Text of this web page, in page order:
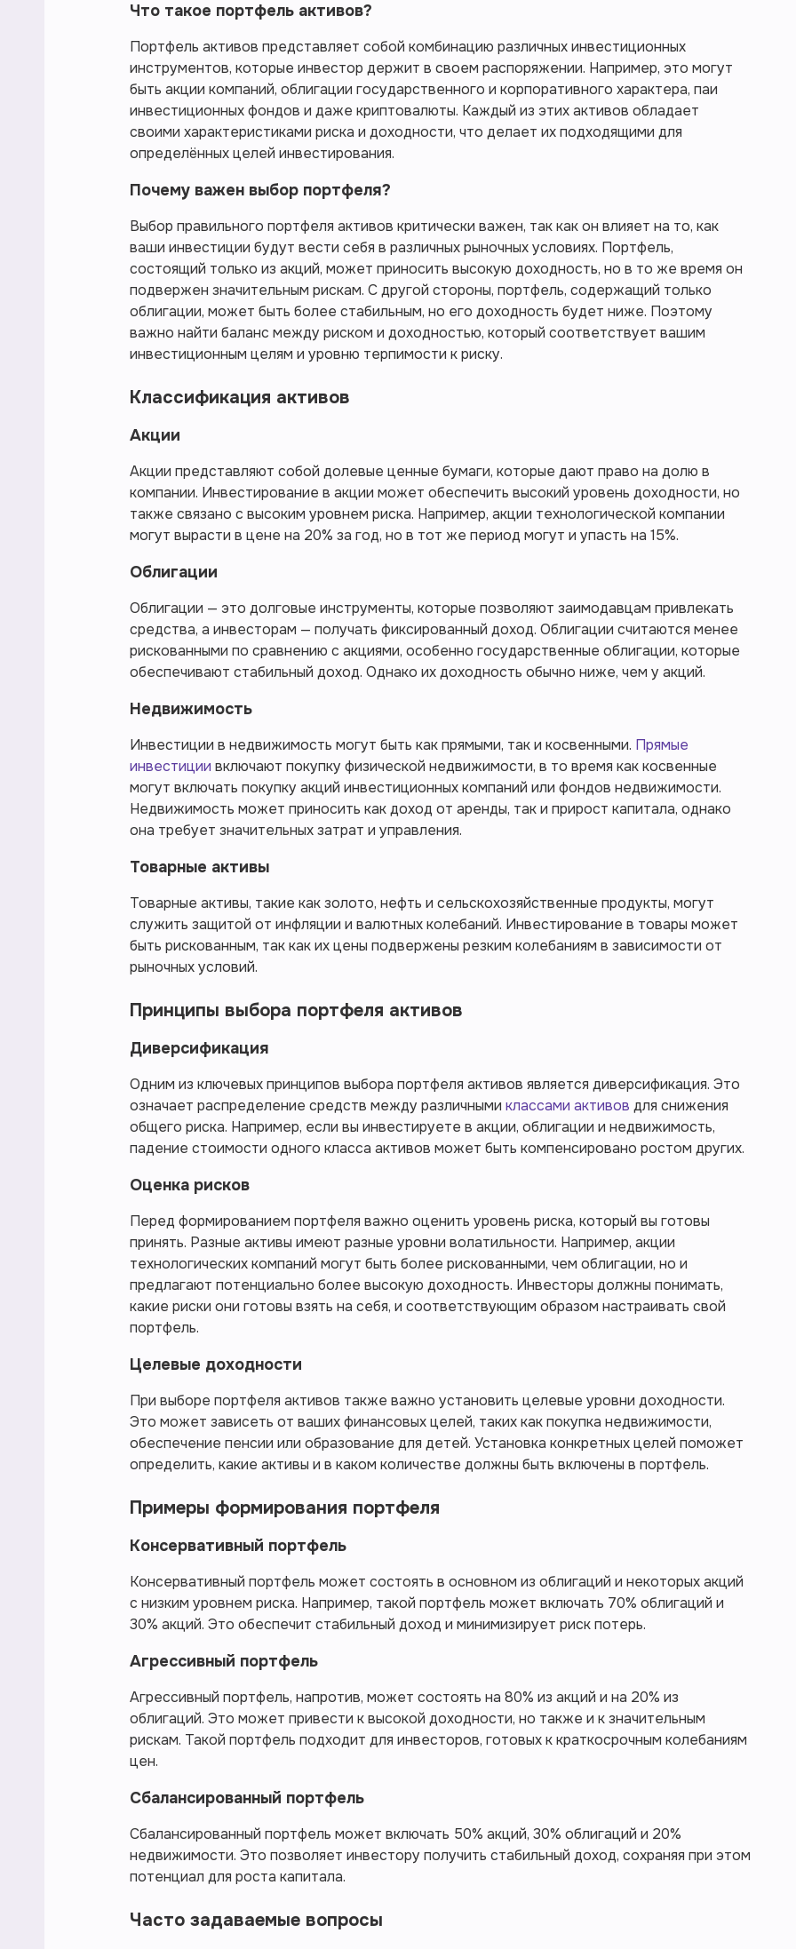
Что такое портфель активов?
Портфель активов представляет собой комбинацию различных инвестиционных
инструментов, которые инвестор держит в своем распоряжении. Например, это могут
быть акции компаний, облигации государственного и корпоративного характера, паи
инвестиционных фондов и даже криптовалюты. Каждый из этих активов обладает
своими характеристиками риска и доходности, что делает их подходящими для
определённых целей инвестирования.
Почему важен выбор портфеля?
Выбор правильного портфеля активов критически важен, так как он влияет на то, как
ваши инвестиции будут вести себя в различных рыночных условиях. Портфель,
состоящий только из акций, может приносить высокую доходность, но в то же время он
подвержен значительным рискам. С другой стороны, портфель, содержащий только
облигации, может быть более стабильным, но его доходность будет ниже. Поэтому
важно найти баланс между риском и доходностью, который соответствует вашим
инвестиционным целям и уровню терпимости к риску.
Классификация активов
Акции
Акции представляют собой долевые ценные бумаги, которые дают право на долю в
компании. Инвестирование в акции может обеспечить высокий уровень доходности, но
также связано с высоким уровнем риска. Например, акции технологической компании
могут вырасти в цене на 20% за год, но в тот же период могут и упасть на 15%.
Облигации
Облигации — это долговые инструменты, которые позволяют заимодавцам привлекать
средства, а инвесторам — получать фиксированный доход. Облигации считаются менее
рискованными по сравнению с акциями, особенно государственные облигации, которые
обеспечивают стабильный доход. Однако их доходность обычно ниже, чем у акций.
Недвижимость
Инвестиции в недвижимость могут быть как прямыми, так и косвенными. Прямые
инвестиции включают покупку физической недвижимости, в то время как косвенные
могут включать покупку акций инвестиционных компаний или фондов недвижимости.
Недвижимость может приносить как доход от аренды, так и прирост капитала, однако
она требует значительных затрат и управления.
Товарные активы
Товарные активы, такие как золото, нефть и сельскохозяйственные продукты, могут
служить защитой от инфляции и валютных колебаний. Инвестирование в товары может
быть рискованным, так как их цены подвержены резким колебаниям в зависимости от
рыночных условий.
Принципы выбора портфеля активов
Диверсификация
Одним из ключевых принципов выбора портфеля активов является диверсификация. Это
означает распределение средств между различными классами активов для снижения
общего риска. Например, если вы инвестируете в акции, облигации и недвижимость,
падение стоимости одного класса активов может быть компенсировано ростом других.
Оценка рисков
Перед формированием портфеля важно оценить уровень риска, который вы готовы
принять. Разные активы имеют разные уровни волатильности. Например, акции
технологических компаний могут быть более рискованными, чем облигации, но и
предлагают потенциально более высокую доходность. Инвесторы должны понимать,
какие риски они готовы взять на себя, и соответствующим образом настраивать свой
портфель.
Целевые доходности
При выборе портфеля активов также важно установить целевые уровни доходности.
Это может зависеть от ваших финансовых целей, таких как покупка недвижимости,
обеспечение пенсии или образование для детей. Установка конкретных целей поможет
определить, какие активы и в каком количестве должны быть включены в портфель.
Примеры формирования портфеля
Консервативный портфель
Консервативный портфель может состоять в основном из облигаций и некоторых акций
с низким уровнем риска. Например, такой портфель может включать 70% облигаций и
30% акций. Это обеспечит стабильный доход и минимизирует риск потерь.
Агрессивный портфель
Агрессивный портфель, напротив, может состоять на 80% из акций и на 20% из
облигаций. Это может привести к высокой доходности, но также и к значительным
рискам. Такой портфель подходит для инвесторов, готовых к краткосрочным колебаниям
цен.
Сбалансированный портфель
Сбалансированный портфель может включать 50% акций, 30% облигаций и 20%
недвижимости. Это позволяет инвестору получить стабильный доход, сохраняя при этом
потенциал для роста капитала.
Часто задаваемые вопросы